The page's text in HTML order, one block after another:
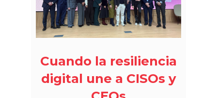
Cuando la resiliencia
digital une a CISOs y